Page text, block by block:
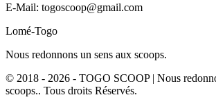
E-Mail: togoscoop@gmail.com
Lomé-Togo
Nous redonnons un sens aux scoops.
© 2018 - 2026 - TOGO SCOOP | Nous
scoops.. Tous droits Réservés.